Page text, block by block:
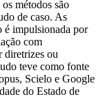
métodos são
de caso. As
é impulsionada por
com
diretrizes ou
teve como fonte
Scielo e Google
do Estado de